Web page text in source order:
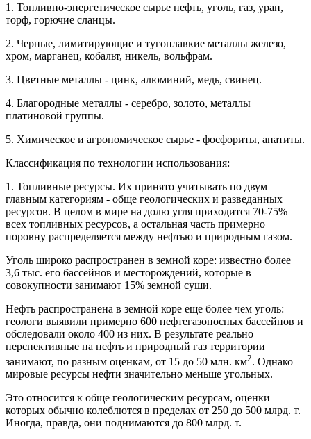
1. Топливно-энергетическое сырье нефть, уголь, газ, уран,
торф, горючие сланцы.
2. Черные, лимитирующие и тугоплавкие металлы железо,
хром, марганец, кобальт, никель, вольфрам.
3. Цветные металлы - цинк, алюминий, медь, свинец.
4. Благородные металлы - серебро, золото, металлы
платиновой группы.
5. Химическое и агрономическое сырье - фосфориты, апатиты.
Классификация по технологии использования:
1. Топливные ресурсы. Их принято учитывать по двум
главным категориям - обще геологических и разведанных
ресурсов. В целом в мире на долю угля приходится 70-75%
всех топливных ресурсов, а остальная часть примерно
поровну распределяется между нефтью и природным газом.
Уголь широко распространен в земной коре: известно более
3,6 тыс. его бассейнов и месторождений, которые в
совокупности занимают 15% земной суши.
Нефть распространена в земной коре еще более чем уголь:
геологи выявили примерно 600 нефтегазоносных бассейнов и
обследовали около 400 из них. В результате реально
перспективные на нефть и природный газ территории
занимают, по разным оценкам, от 15 до 50 млн. км2. Однако
мировые ресурсы нефти значительно меньше угольных.
Это относится к обще геологическим ресурсам, оценки
которых обычно колеблются в пределах от 250 до 500 млрд. т.
Иногда, правда, они поднимаются до 800 млрд. т.